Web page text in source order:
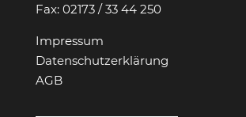
Fax: 02173 / 33 44 250
Impressum
Datenschutzerklärung
AGB